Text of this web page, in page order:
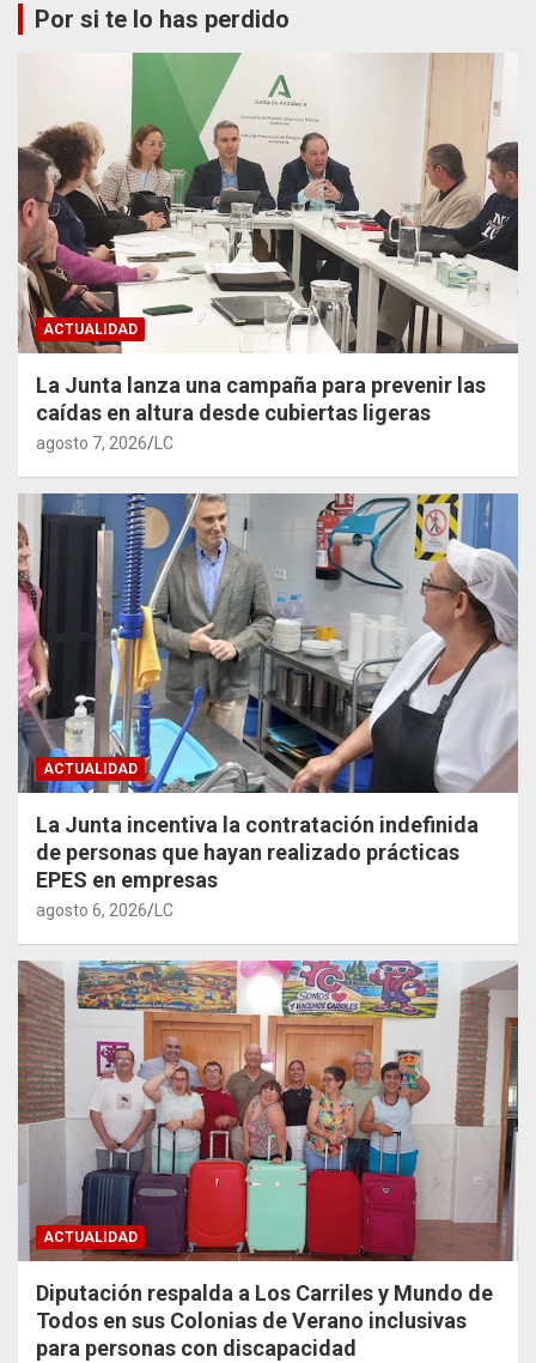
Por si te lo has perdido
ACTUALIDAD
La Junta lanza una campaña para prevenir las
caídas en altura desde cubiertas ligeras
agosto 7, 2026 LC
ACTUALIDAD
La Junta incentiva la contratación indefinida
de personas que hayan realizado prácticas
EPES en empresas
agosto 6, 2026 LC
ACTUALIDAD
Diputación respalda a Los Carriles y Mundo de
Todos en sus Colonias de Verano inclusivas
para personas con discapacidad